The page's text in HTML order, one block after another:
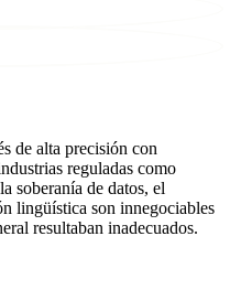
de alta precisión con
reguladas como
soberanía de datos, el
lingüística son innegociables
resultaban inadecuados.